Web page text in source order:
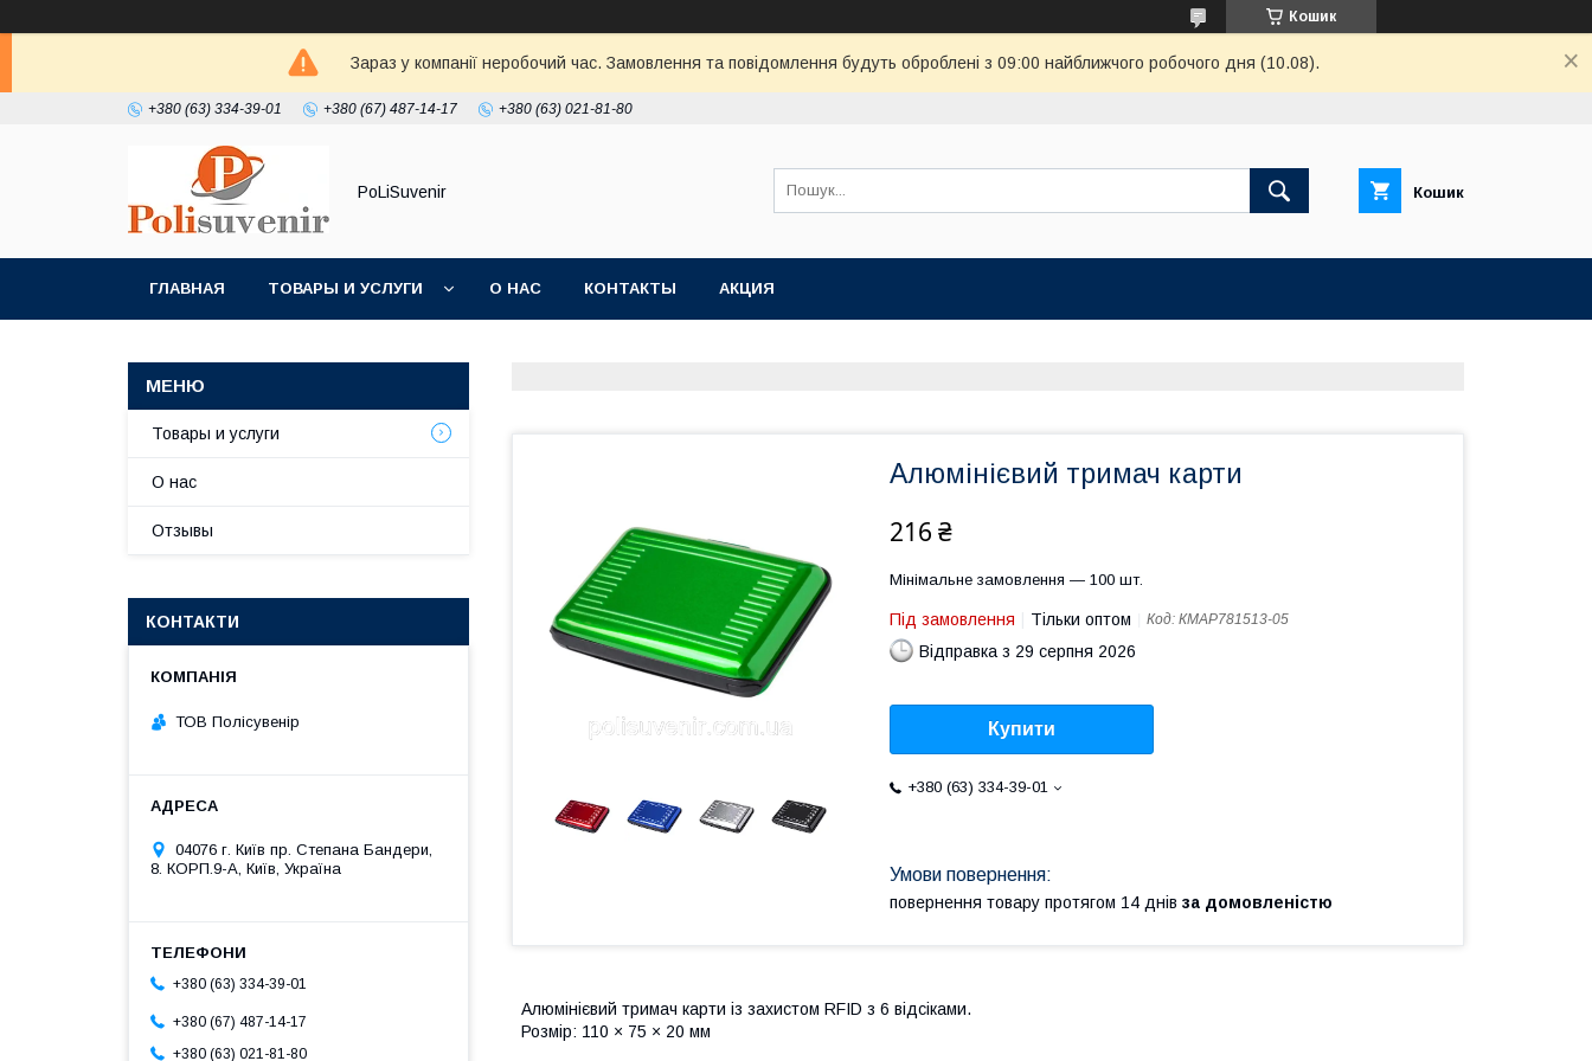
Кошик
Зараз у компанії неробочий час. Замовлення та повідомлення будуть оброблені з 09:00 найближчого робочого дня (10.08).
+380 (63) 334-39-01 +380 (67) 487-14-17 +380 (63) 021-81-80
PoLiSuvenir Кошик
ГЛАВНАЯ ТОВАРЫ И УСЛУГИ О НАС КОНТАКТЫ АКЦИЯ
Алюмінієвий тримач карти
216 ₴
Мінімальне замовлення — 100 шт.
Під замовлення Тільки оптом Код: КМAP781513-05
Відправка з 29 серпня 2026
Купити
+380 (63) 334-39-01
повернення товару протягом 14 днів за домовленістю
Алюмінієвий тримач карти із захистом RFID з 6 відсіками.
Розмір: 110 × 75 × 20 мм
Товары и услуги
О нас
Отзывы
КОНТАКТИ
ТОВ Полісувенір
04076 г. Київ пр. Степана Бандери,
8. КОРП.9-А, Київ, Україна
+380 (63) 334-39-01
+380 (67) 487-14-17
+380 (63) 021-81-80